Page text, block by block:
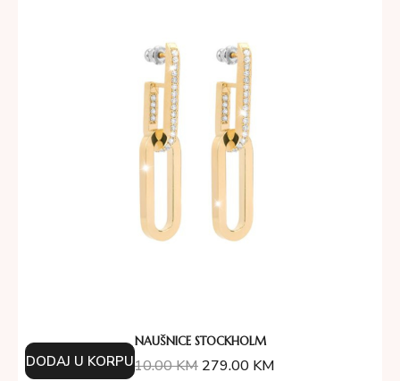
NAUŠNICE STOCKHOLM
310.00KM 279.00 KM
DODAJ U KORPU